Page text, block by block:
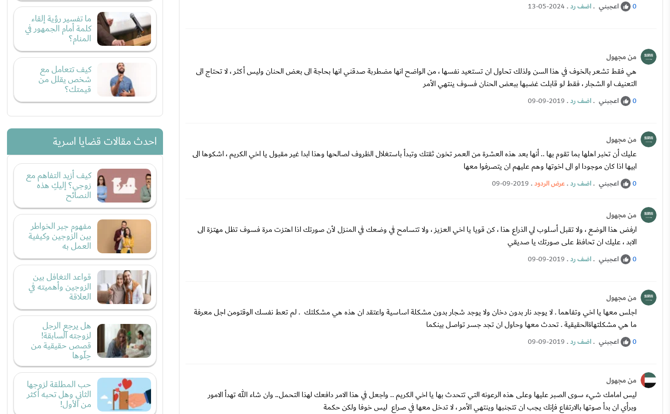
0 اعجبني .اضف رد.
13-05-2024
من مجهول
هي فقط تشعر بالخوف في هذا السن ولذلك تحاول ان تستعيد نفسها ، من الواضح انها مضطربة صدقني انها بحاجة الى بعض الحنان وليس أكثر ، لا تحتاج الى
التعنيف او الشجار ، فقط لو قابلت غضبها ببعض الحنان فسوف ينتهي الأمر
0 اعجبني .اضف رد.
09-09-2019
من مجهول
عليك أن تخبر اهلها بما تقوم بها .. أنها بعد هذه العشرة من العمر تخون ثقتك وتبدأ باستغلال الظروف لصالحها وهذا ابدا غير مقبول يا اخي الكريم ، اشكوها الى
ابيها اذا كان موجودا او الى اخوتها وهم عليهم ان يتصرفوا معها
0 اعجبني .اضف رد.عرض الردود.
09-09-2019
من مجهول
ارفض هذا الوضع ، ولا تقبل أسلوب لي الذراع هذا ، كن قويا يا اخي العزيز ، ولا تتسامح في وضعك في المنزل لأن صورتك اذا اهتزت مرة فسوف تظل مهتزة الى
الابد ، عليك ان تحافظ على صورتك يا صديقي
0 اعجبني .اضف رد.
09-09-2019
من مجهول
اجلس معها يا اخي وتفاهما . لا يوجد نار بدون دخان ولا يوجد شجار بدون مشكلة اساسية واعتقد ان هذه هي مشكلتك . لم تعط نفسك الوقتومن اجل معرفة
ما هي مشكلتهاةالحقيقية . تحدث معها وحاول ان تجد جسر تواصل بينكما
0 اعجبني .اضف رد.
09-09-2019
من مجهول
ليس امامك شيء سوى الصبر عليها وعلى هذه الرعونه التي تتحدث بها يا اخي الكريم .. واجعل في هذا الامر دافعك لهذا التحمل.. وان شاء الله تهدأ الامور
وبرأي ان بدأ صوتها بالارتفاع فإنك يجب ان تتجنبها وينتهي الأمر ، لا تدخل معها في صراع ليس خوفا ولكن حكمة
ما تفسير رؤية إلقاء
كلمة أمام الجمهور في
المنام؟
كيف تتعامل مع
شخص يقلل من
قيمتك؟
احدث مقالات قضايا اسرية
كيف أزيد التفاهم مع
زوجي؟ إليكِ هذه
النصائح
مفهوم جبر الخواطر
بين الزوجين وكيفية
العمل به
قواعد التغافل بين
الزوجين وأهميته في
العلاقة
هل يرجع الرجل
لزوجته السابقة!
قصص حقيقية من
حِلّوها
حب المطلقة لزوجها
الثاني وهل تحبه أكثر
من الأول!